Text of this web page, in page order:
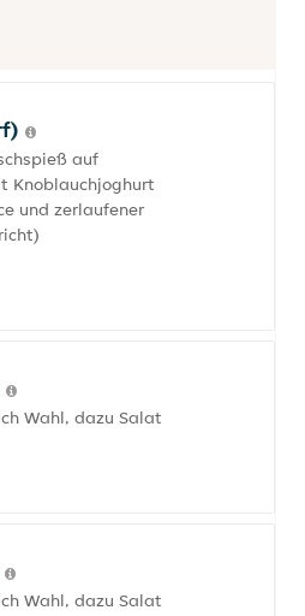
auf
Knoblauchjoghurt
und zerlaufener
Wahl, dazu Salat
Wahl, dazu Salat